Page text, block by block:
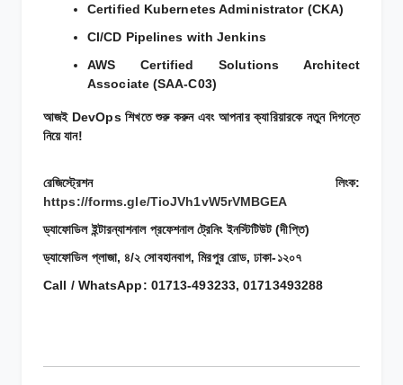
Certified Kubernetes Administrator (CKA)
CI/CD Pipelines with Jenkins
AWS Certified Solutions Architect
Associate (SAA-C03)
আজই DevOps শিখতে শুরু করুন এবং আপনার ক্যারিয়ারকে নতুন দিগন্তে
নিয়ে যান!
রেজিস্ট্রেশন লিংক:
https://forms.gle/TioJVh1vW5rVMBGEA
ড্যাফোডিল ইন্টারন্যাশনাল প্রফেশনাল ট্রেনিং ইনস্টিটিউট (দীপ্তি)
ড্যাফোডিল প্লাজা, ৪/২ সোবহানবাগ, মিরপুর রোড, ঢাকা-১২০৭
Call / WhatsApp: 01713-493233, 01713493288